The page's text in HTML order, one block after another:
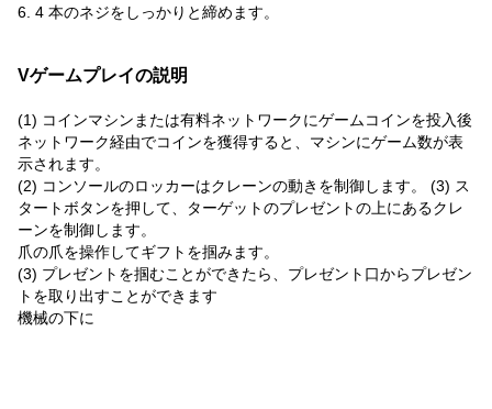
6. 4 本のネジをしっかりと締めます。
Vゲームプレイの説明
(1) コインマシンまたは有料ネットワークにゲームコインを投入後
ネットワーク経由でコインを獲得すると、マシンにゲーム数が表
示されます。
(2) コンソールのロッカーはクレーンの動きを制御します。 (3) ス
タートボタンを押して、ターゲットのプレゼントの上にあるクレ
ーンを制御します。
爪の爪を操作してギフトを掴みます。
(3) プレゼントを掴むことができたら、プレゼント口からプレゼン
トを取り出すことができます
機械の下に